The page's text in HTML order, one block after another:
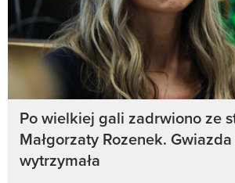
Po wielkiej gali zadrwiono ze
Małgorzaty Rozenek.
wytrzymała